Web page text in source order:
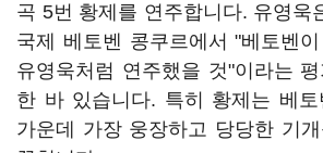
곡 5번 황제를 연주합니다. 유영욱
국제 베토벤 콩쿠르에서 "베토벤
유영욱처럼 연주했을 것"이라는
한 바 있습니다. 특히 황제는 베
가운데 가장 웅장하고 당당한 기